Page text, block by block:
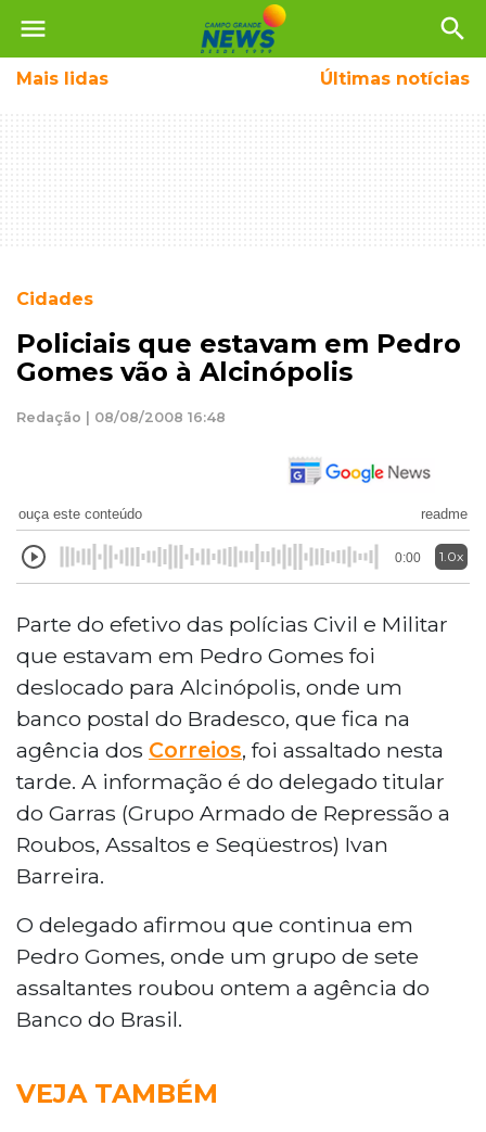
menu search
Mais lidas Últimas notícias
Cidades
Policiais que estavam em Pedro
Gomes vão à Alcinópolis
Redação | 08/08/2008 16:48
ouça este conteúdo readme
0:00 1.0x
Parte do efetivo das polícias Civil e Militar
que estavam em Pedro Gomes foi
deslocado para Alcinópolis, onde um
banco postal do Bradesco, que fica na
agência dos Correios, foi assaltado nesta
tarde. A informação é do delegado titular
do Garras (Grupo Armado de Repressão a
Roubos, Assaltos e Seqüestros) Ivan
Barreira.
O delegado afirmou que continua em
Pedro Gomes, onde um grupo de sete
assaltantes roubou ontem a agência do
Banco do Brasil.
VEJA TAMBÉM